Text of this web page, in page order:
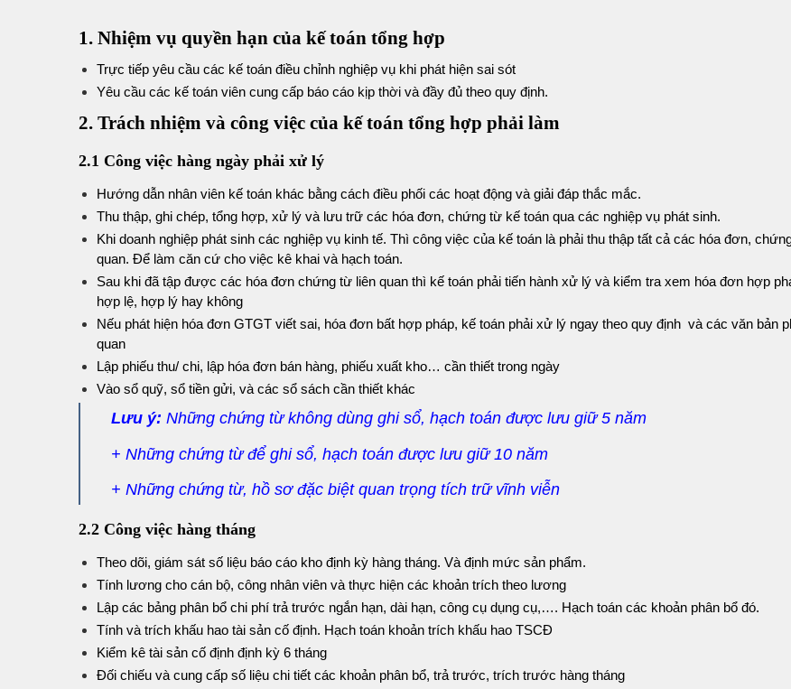
1. Nhiệm vụ quyền hạn của kế toán tổng hợp
Trực tiếp yêu cầu các kế toán điều chỉnh nghiệp vụ khi phát hiện sai sót
Yêu cầu các kế toán viên cung cấp báo cáo kịp thời và đầy đủ theo quy định.
2. Trách nhiệm và công việc của kế toán tổng hợp phải làm
2.1 Công việc hàng ngày phải xử lý
Hướng dẫn nhân viên kế toán khác bằng cách điều phối các hoạt động và giải đáp thắc mắc.
Thu thập, ghi chép, tổng hợp, xử lý và lưu trữ các hóa đơn, chứng từ kế toán qua các nghiệp vụ phát sinh.
Khi doanh nghiệp phát sinh các nghiệp vụ kinh tế. Thì công việc của kế toán là phải thu thập tất cả các hóa đơn,
quan. Để làm căn cứ cho việc kê khai và hạch toán.
Sau khi đã tập được các hóa đơn chứng từ liên quan thì kế toán phải tiến hành xử lý và kiểm tra xem hóa đơn hợp
hợp lệ, hợp lý hay không
Nếu phát hiện hóa đơn GTGT viết sai, hóa đơn bất hợp pháp, kế toán phải xử lý ngay theo quy định và các văn bản
quan
Lập phiếu thu/ chi, lập hóa đơn bán hàng, phiếu xuất kho… cần thiết trong ngày
Vào sổ quỹ, sổ tiền gửi, và các sổ sách cần thiết khác
Lưu ý: Những chứng từ không dùng ghi sổ, hạch toán được lưu giữ 5 năm
+ Những chứng từ để ghi sổ, hạch toán được lưu giữ 10 năm
+ Những chứng từ, hồ sơ đặc biệt quan trọng tích trữ vĩnh viễn
2.2 Công việc hàng tháng
Theo dõi, giám sát số liệu báo cáo kho định kỳ hàng tháng. Và định mức sản phẩm.
Tính lương cho cán bộ, công nhân viên và thực hiện các khoản trích theo lương
Lập các bảng phân bổ chi phí trả trước ngắn hạn, dài hạn, công cụ dụng cụ,…. Hạch toán các khoản phân bổ đó.
Tính và trích khấu hao tài sản cố định. Hạch toán khoản trích khấu hao TSCĐ
Kiểm kê tài sản cố định định kỳ 6 tháng
Đối chiếu và cung cấp số liệu chi tiết các khoản phân bổ, trả trước, trích trước hàng tháng